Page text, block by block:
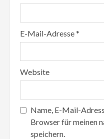
E-Mail-Adresse*
Website
Name, E-Mail-
Browser für meinen
speichern.